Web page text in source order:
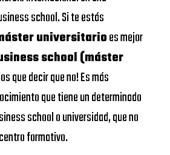
school. Si te estás
universitarioes mejor
school (máster
que decir que no! Es más
que tiene un determinado
school o universidad, que no
formativo.